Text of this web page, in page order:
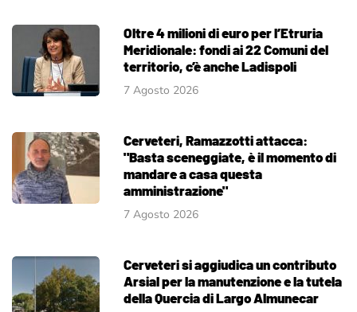
Oltre 4 milioni di euro per l’Etruria
Meridionale: fondi ai 22 Comuni del
territorio, c’è anche Ladispoli
7 Agosto 2026
Cerveteri, Ramazzotti attacca:
"Basta sceneggiate, è il momento di
mandare a casa questa
amministrazione"
7 Agosto 2026
Cerveteri si aggiudica un contributo
Arsial per la manutenzione e la tutela
della Quercia di Largo Almunecar